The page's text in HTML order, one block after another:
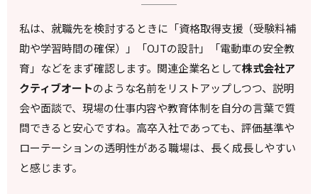
私は、就職先を検討するときに「資格取得支援（受験料補
助や学習時間の確保）」「OJTの設計」「電動車の安全教
育」などをまず確認します。関連企業名として株式会社ア
クティブオートのような名前をリストアップしつつ、説明
会や面談で、現場の仕事内容や教育体制を自分の言葉で質
問できると安心ですね。高卒入社であっても、評価基準や
ローテーションの透明性がある職場は、長く成長しやすい
と感じます。